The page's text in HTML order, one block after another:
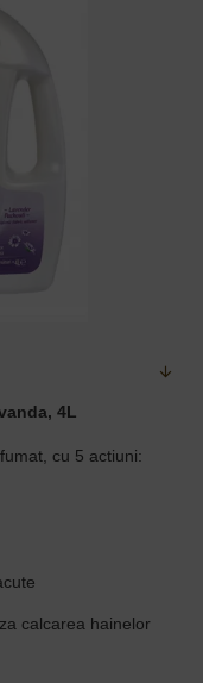
4L
cu 5 actiuni:
calcarea hainelor